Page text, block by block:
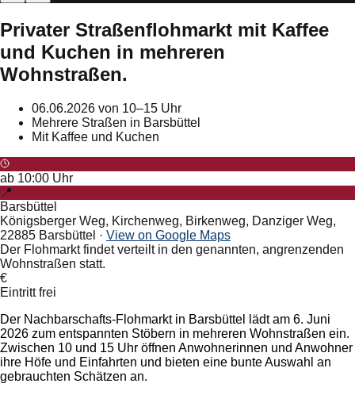
Privater Straßenflohmarkt mit Kaffee
und Kuchen in mehreren
Wohnstraßen.
06.06.2026 von 10–15 Uhr
Mehrere Straßen in Barsbüttel
Mit Kaffee und Kuchen
ab 10:00 Uhr
📍
Barsbüttel
Königsberger Weg, Kirchenweg, Birkenweg, Danziger Weg,
22885 Barsbüttel · View on Google Maps
Der Flohmarkt findet verteilt in den genannten, angrenzenden
Wohnstraßen statt.
€
Eintritt frei
Der Nachbarschafts-Flohmarkt in Barsbüttel lädt am 6. Juni
2026 zum entspannten Stöbern in mehreren Wohnstraßen ein.
Zwischen 10 und 15 Uhr öffnen Anwohnerinnen und Anwohner
ihre Höfe und Einfahrten und bieten eine bunte Auswahl an
gebrauchten Schätzen an.